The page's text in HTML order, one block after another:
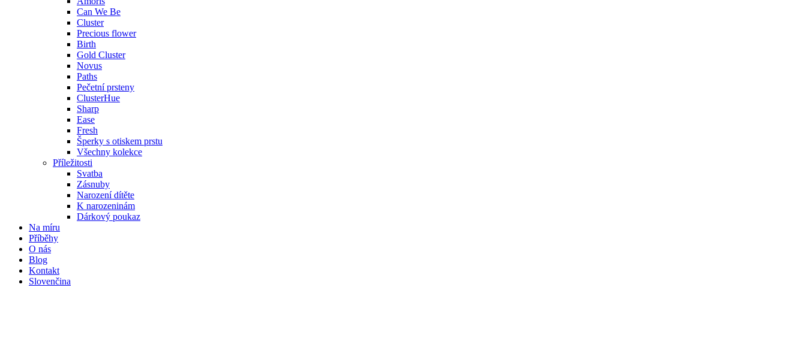
Can We Be
Cluster
Precious flower
Birth
Gold Cluster
Novus
Paths
Pečetní prsteny
ClusterHue
Sharp
Ease
Fresh
Šperky s otiskem prstu
Všechny kolekce
Příležitosti
Svatba
Zásnuby
Narození dítěte
K narozeninám
Dárkový poukaz
Na míru
Příběhy
O nás
Blog
Kontakt
Slovenčina